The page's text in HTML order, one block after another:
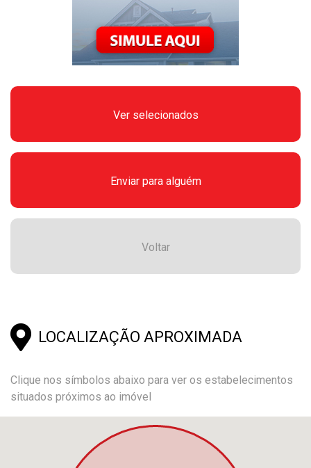
Ver selecionados
Enviar para alguém
Voltar
LOCALIZAÇÃO APROXIMADA
Clique nos símbolos abaixo para ver os estabelecimentos
situados próximos ao imóvel